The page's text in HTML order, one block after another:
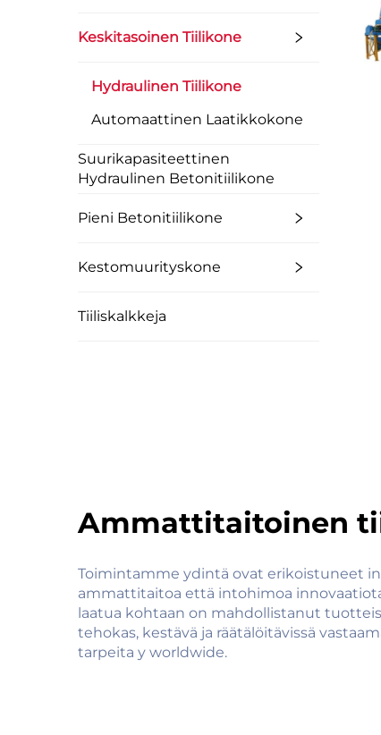
Keskitasoinen Tiilikone
Hydraulinen Tiilikone
Automaattinen Laatikkokone
Suurikapasiteettinen
Hydraulinen Betonitiilikone
Pieni Betonitiilikone
Kestomuurityskone
Tiiliskalkkeja
Ammattitaitoinen
Toimintamme ydintä ovat erikoistuneet
ammattitaitoa että intohimoa
laatua kohtaan on mahdollistanut
tehokas, kestävä ja räätälöitävissä
tarpeita y worldwide.